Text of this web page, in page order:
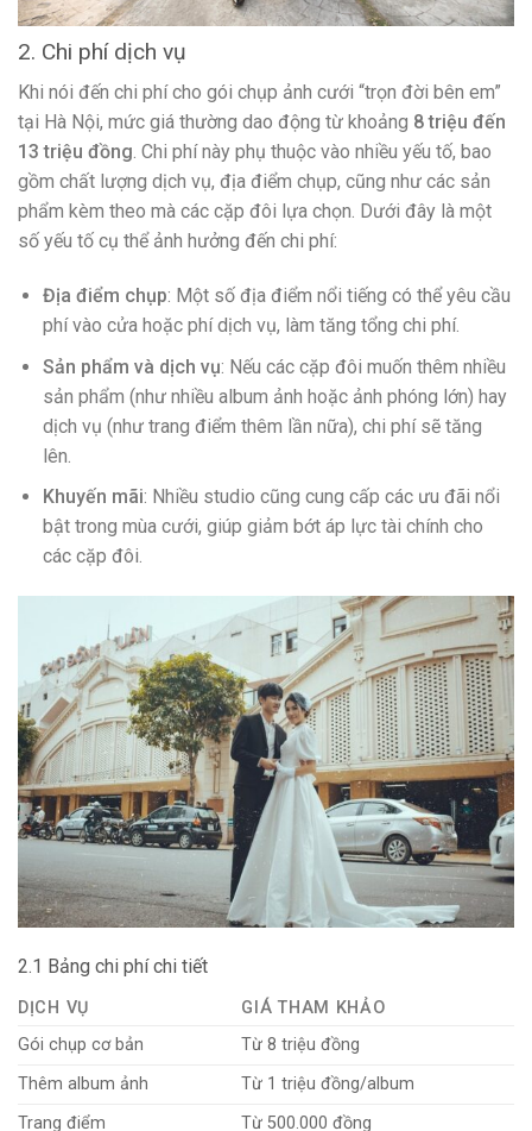
2. Chi phí dịch vụ
Khi nói đến chi phí cho gói chụp ảnh cưới “trọn đời bên em”
tại Hà Nội, mức giá thường dao động từ khoảng 8 triệu đến
13 triệu đồng. Chi phí này phụ thuộc vào nhiều yếu tố, bao
gồm chất lượng dịch vụ, địa điểm chụp, cũng như các sản
phẩm kèm theo mà các cặp đôi lựa chọn. Dưới đây là một
số yếu tố cụ thể ảnh hưởng đến chi phí:
Địa điểm chụp: Một số địa điểm nổi tiếng có thể yêu cầu
phí vào cửa hoặc phí dịch vụ, làm tăng tổng chi phí.
Sản phẩm và dịch vụ: Nếu các cặp đôi muốn thêm nhiều
sản phẩm (như nhiều album ảnh hoặc ảnh phóng lớn) hay
dịch vụ (như trang điểm thêm lần nữa), chi phí sẽ tăng
lên.
Khuyến mãi: Nhiều studio cũng cung cấp các ưu đãi nổi
bật trong mùa cưới, giúp giảm bớt áp lực tài chính cho
các cặp đôi.
2.1 Bảng chi phí chi tiết
DỊCH VỤ
GIÁ THAM KHẢO
Gói chụp cơ bản
Từ 8 triệu đồng
Thêm album ảnh
Từ 1 triệu đồng/album
Trang điểm
Từ 500.000 đồng